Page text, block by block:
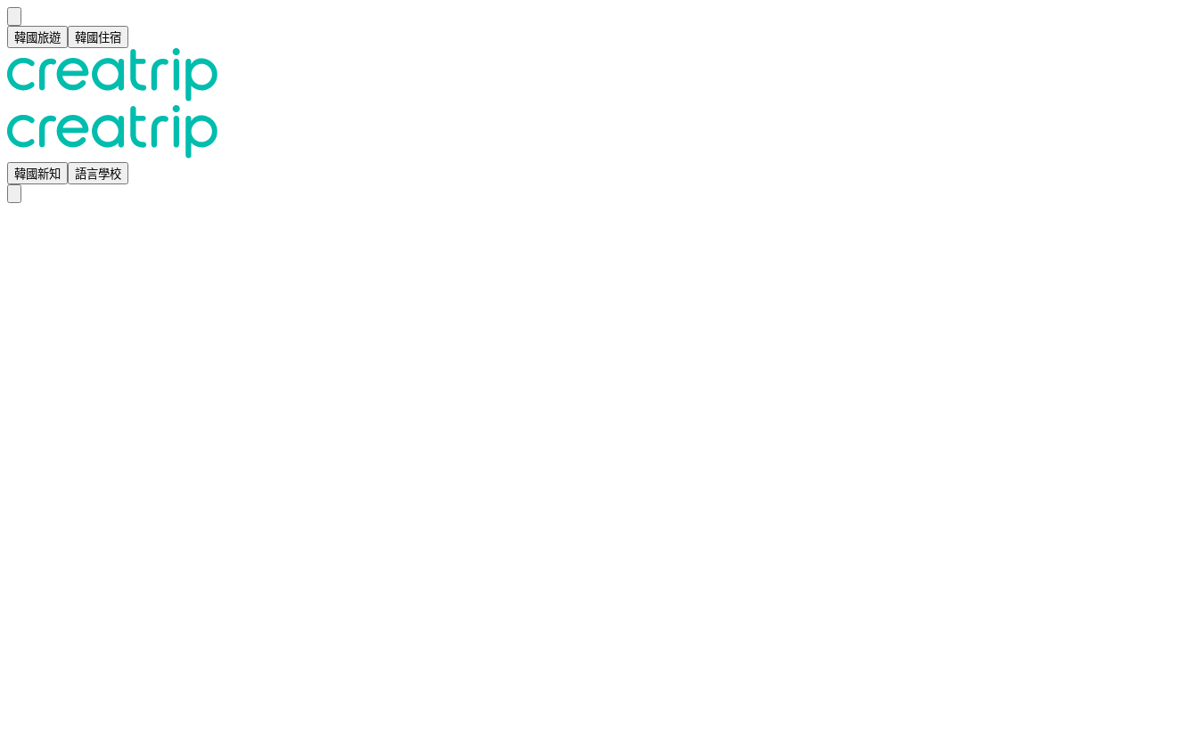
韓國旅遊 韓國住宿
韓國新知 語言學校